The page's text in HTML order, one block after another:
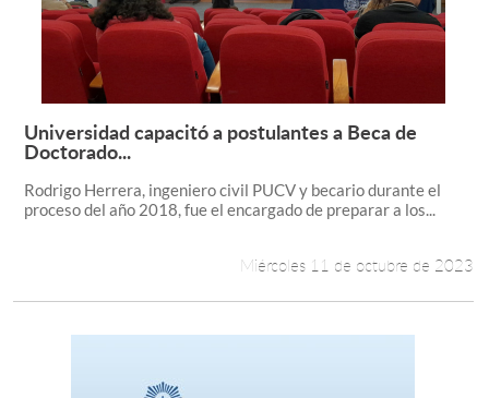
Leer más +
Universidad capacitó a postulantes a Beca de
Doctorado...
Rodrigo Herrera, ingeniero civil PUCV y becario durante el
proceso del año 2018, fue el encargado de preparar a los...
Miércoles 11 de octubre de 2023